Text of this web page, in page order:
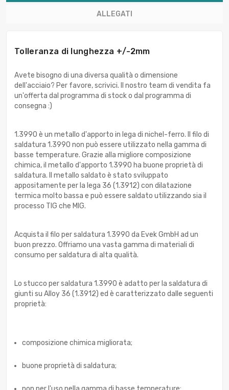
ALLEGATI
Tolleranza di lunghezza +/-2mm
Avete bisogno di una diversa qualità o dimensione
dell'acciaio? Per favore, scrivici. Il nostro team di vendita fa
un'offerta dal programma di stock o dal programma di
consegna :)
1.3990 è un metallo d'apporto in lega di nichel-ferro. Il filo di
saldatura 1.3990 non può essere utilizzato nella gamma di
basse temperature. Grazie alla migliore composizione
chimica, il metallo d'apporto 1.3990 ha buone proprietà di
saldatura. Il metallo saldato è stato sviluppato
appositamente per la lega 36 (1.3912) con dilatazione
termica molto bassa e può essere saldato utilizzando sia il
processo TIG che MIG.
Acquista il filo per saldatura 1.3990 da Evek GmbH ad un
buon prezzo. Offriamo una vasta gamma di materiali di
consumo per saldatura di alta qualità.
Lo stucco per saldatura 1.3990 è adatto per la saldatura di
giunti su Alloy 36 (1.3912) ed è caratterizzato dalle seguenti
proprietà:
composizione chimica migliorata;
buone proprietà di saldatura;